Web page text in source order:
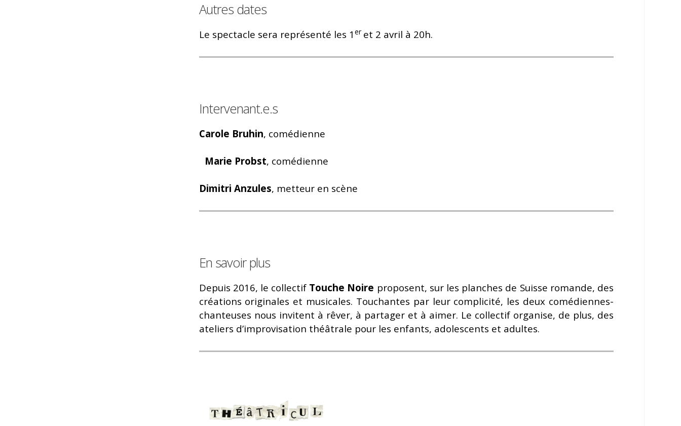
Autres dates
Le spectacle sera représenté les 1 er et 2 avril à 20h.
Intervenant.e.s
Carole Bruhin, comédienne
Marie Probst, comédienne
Dimitri Anzules, metteur en scène
En savoir plus
Depuis 2016, le collectif Touche Noire proposent, sur les planches de Suisse romande, des
créations originales et musicales. Touchantes par leur complicité, les deux comédiennes-
chanteuses nous invitent à rêver, à partager et à aimer. Le collectif organise, de plus, des
ateliers d’improvisation théâtrale pour les enfants, adolescents et adultes.